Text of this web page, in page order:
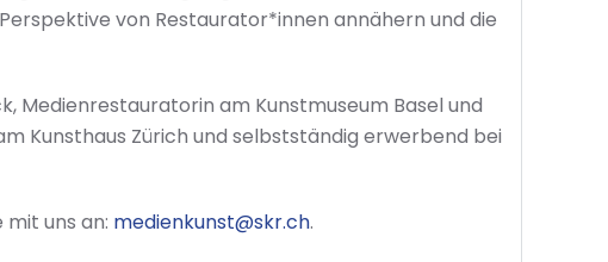
von Restaurator*innen annähern und die
Medienrestauratorin am Kunstmuseum Basel und
Kunsthaus Zürich und selbstständig erwerbend bei
uns an: medienkunst@skr.ch.